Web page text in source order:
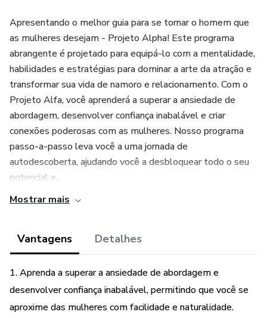
Apresentando o melhor guia para se tornar o homem que
as mulheres desejam - Projeto Alpha! Este programa
abrangente é projetado para equipá-lo com a mentalidade,
habilidades e estratégias para dominar a arte da atração e
transformar sua vida de namoro e relacionamento. Com o
Projeto Alfa, você aprenderá a superar a ansiedade de
abordagem, desenvolver confiança inabalável e criar
conexões poderosas com as mulheres. Nosso programa
passo-a-passo leva você a uma jornada de
autodescoberta, ajudando você a desbloquear todo o seu
potencial e...
Mostrar mais
Vantagens Detalhes
1. Aprenda a superar a ansiedade de abordagem e
desenvolver confiança inabalável, permitindo que você se
aproxime das mulheres com facilidade e naturalidade.